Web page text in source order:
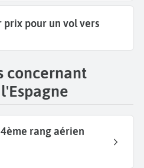
prix pour un vol vers
concernant
4ème rang aérien